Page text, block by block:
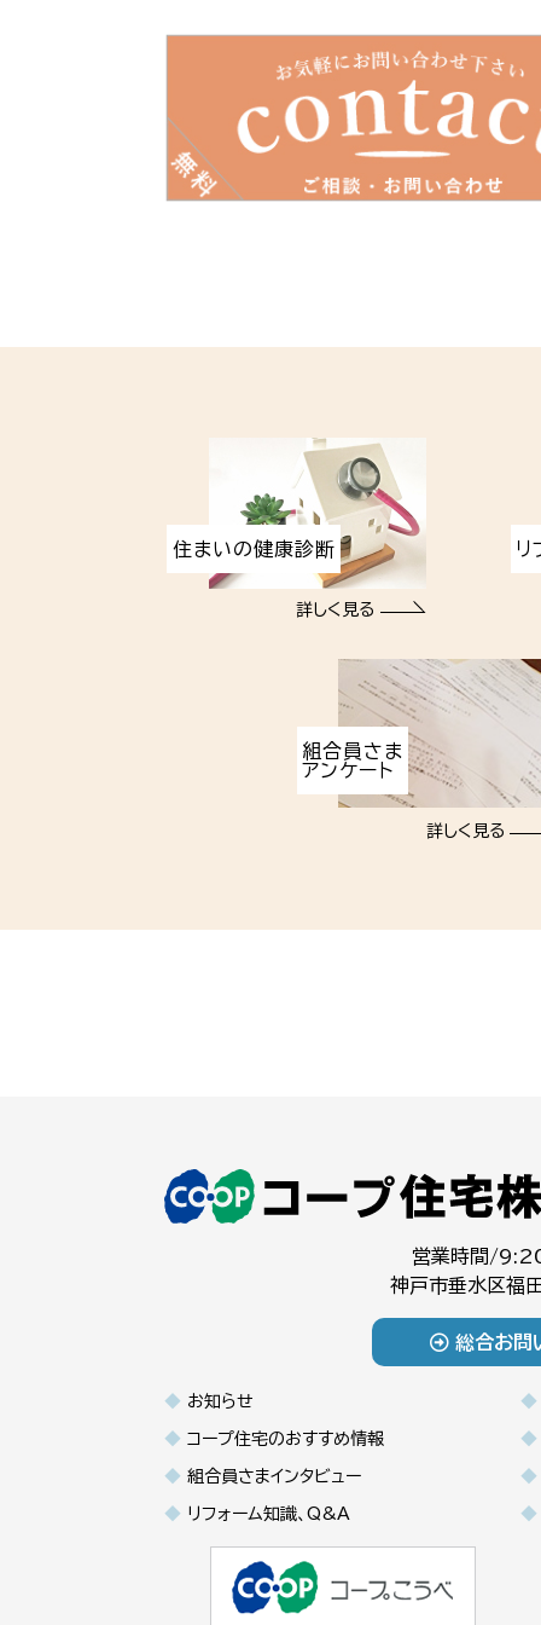
住まいの健康診断
詳しく見る
リ
組合員さま
アンケート
詳しく見る
営業時間/
神戸市垂水区福
総合お問
お知らせ
コープ住宅のおすすめ情報
組合員さまインタビュー
リフォーム知識、Q&A